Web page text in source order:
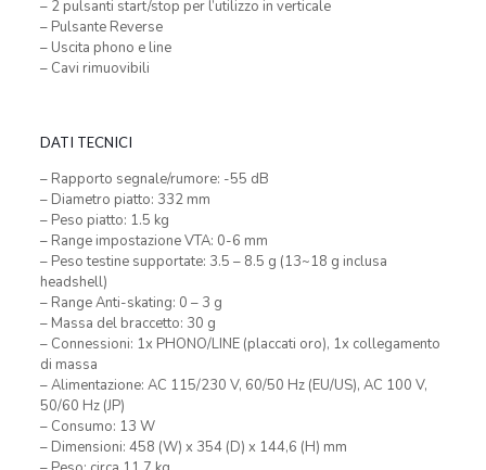
– 2 pulsanti start/stop per l’utilizzo in verticale
– Pulsante Reverse
– Uscita phono e line
– Cavi rimuovibili
DATI TECNICI
– Rapporto segnale/rumore: -55 dB
– Diametro piatto: 332 mm
– Peso piatto: 1.5 kg
– Range impostazione VTA: 0-6 mm
– Peso testine supportate: 3.5 – 8.5 g (13~18 g inclusa
headshell)
– Range Anti-skating: 0 – 3 g
– Massa del braccetto: 30 g
– Connessioni: 1x PHONO/LINE (placcati oro), 1x collegamento
di massa
– Alimentazione: AC 115/230 V, 60/50 Hz (EU/US), AC 100 V,
50/60 Hz (JP)
– Consumo: 13 W
– Dimensioni: 458 (W) x 354 (D) x 144,6 (H) mm